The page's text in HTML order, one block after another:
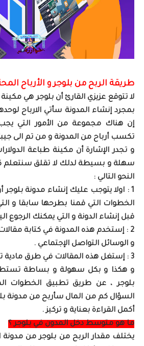
طريقة الربح من بلوجر و الأرباح
لا تتوقع عزيزي القارئ أن بلوجر هي مكينة
بمجرد إنشاء المدونة سأتي الارباح
إن هناك مجموعة من الأمور التي
تكسب أرباح من المدونة و من تم الى
و تجدر الإشارة أن مكينة طباعة
سهلة و بسيطة لدلك لا تقلق
النحو التالي :
1 : اولا يتوجب عليك إنشاء مدونة بلوجر
الخطوات التي قمنا بطرحها سابقا و
قبل إنشاء الدونة و التي يمكنك الرجوع
2 : إستخدم هذه المدونة في كتابة
و الوسائل التواصل الإجتماعي .
3 : إستغل هذه المقالات في طرق مادية تكسب بها المال .
و هكذا و بكل سهولة و بساطة
بلوجر ، عن طريق تطبيق الخطوات
السؤال كم من المال سأربح من مدونة
أكمل القراءة بعناية و تركيز .
ما هو متوسط دخل المدون في بلوجر ؟
يختلف مقدار الربح من بلوجر من مدونة